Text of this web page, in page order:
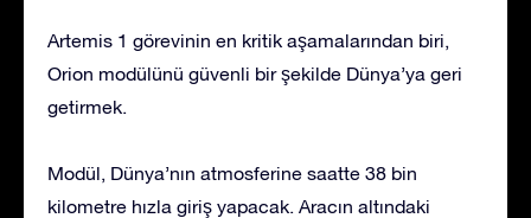
Artemis 1 görevinin en kritik aşamalarından biri,
Orion modülünü güvenli bir şekilde Dünya’ya geri
getirmek.
Modül, Dünya’nın atmosferine saatte 38 bin
kilometre hızla giriş yapacak. Aracın altındaki